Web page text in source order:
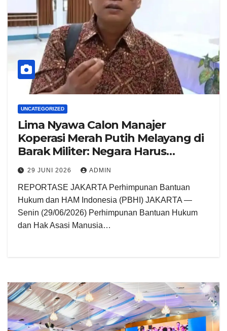
UNCATEGORIZED
Lima Nyawa Calon Manajer
Koperasi Merah Putih Melayang di
Barak Militer: Negara Harus
Bertanggung Jawab dan
Mengakhiri Militerisasi Ruang Sipil
29 JUNI 2026 ADMIN
REPORTASE JAKARTA Perhimpunan Bantuan
Hukum dan HAM Indonesia (PBHI) JAKARTA —
Senin (29/06/2026) Perhimpunan Bantuan Hukum
dan Hak Asasi Manusia…